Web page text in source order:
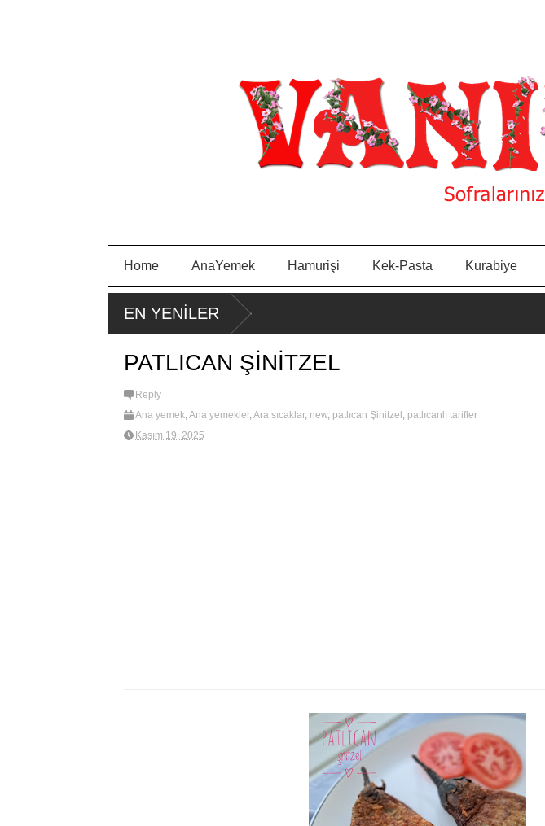
Home AnaYemek Hamurişi Kek-Pasta Kurabiye
EN YENİLER
PIRA
PATLICAN ŞİNİTZEL
Reply
Ana yemek,Ana yemekler,Ara sıcaklar, new, patlıcan Şinitzel , patlıcanlı tarifler
Kasım 19, 2025